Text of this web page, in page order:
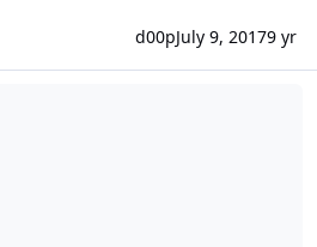
d00pJuly 9, 20179 yr